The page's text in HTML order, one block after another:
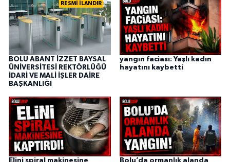
RESMİ İLANDIR
BOLU ABANT İZZET BAYSAL
ÜNİVERSİTESİ REKTÖRLÜĞÜ
İDARİ VE MALİ İŞLER DAİRE
BAŞKANLIĞI
yangın faciası: Yaşlı kadın
hayatını kaybetti
Elini spiral makinesine
Bolu’da ormanlık alanda